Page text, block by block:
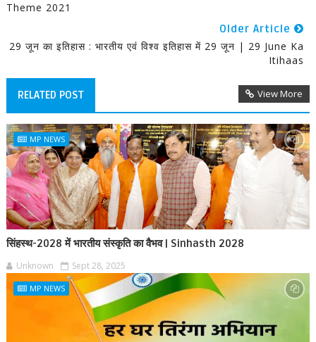
Theme 2021
Older Article
29 जून का इतिहास : भारतीय एवं विश्व इतिहास में 29 जून | 29 June Ka
Itihaas
RELATED POST View More
MP NEWS
सिंहस्थ-2028 में भारतीय संस्कृति का वैभव | Sinhasth 2028
Unknown Sept 28, 2025
MP NEWS